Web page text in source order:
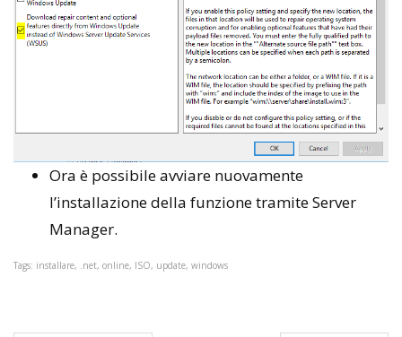
Ora è possibile avviare nuovamente
l’installazione della funzione tramite Server
Manager.
Tags: installare, .net, online, ISO, update, windows